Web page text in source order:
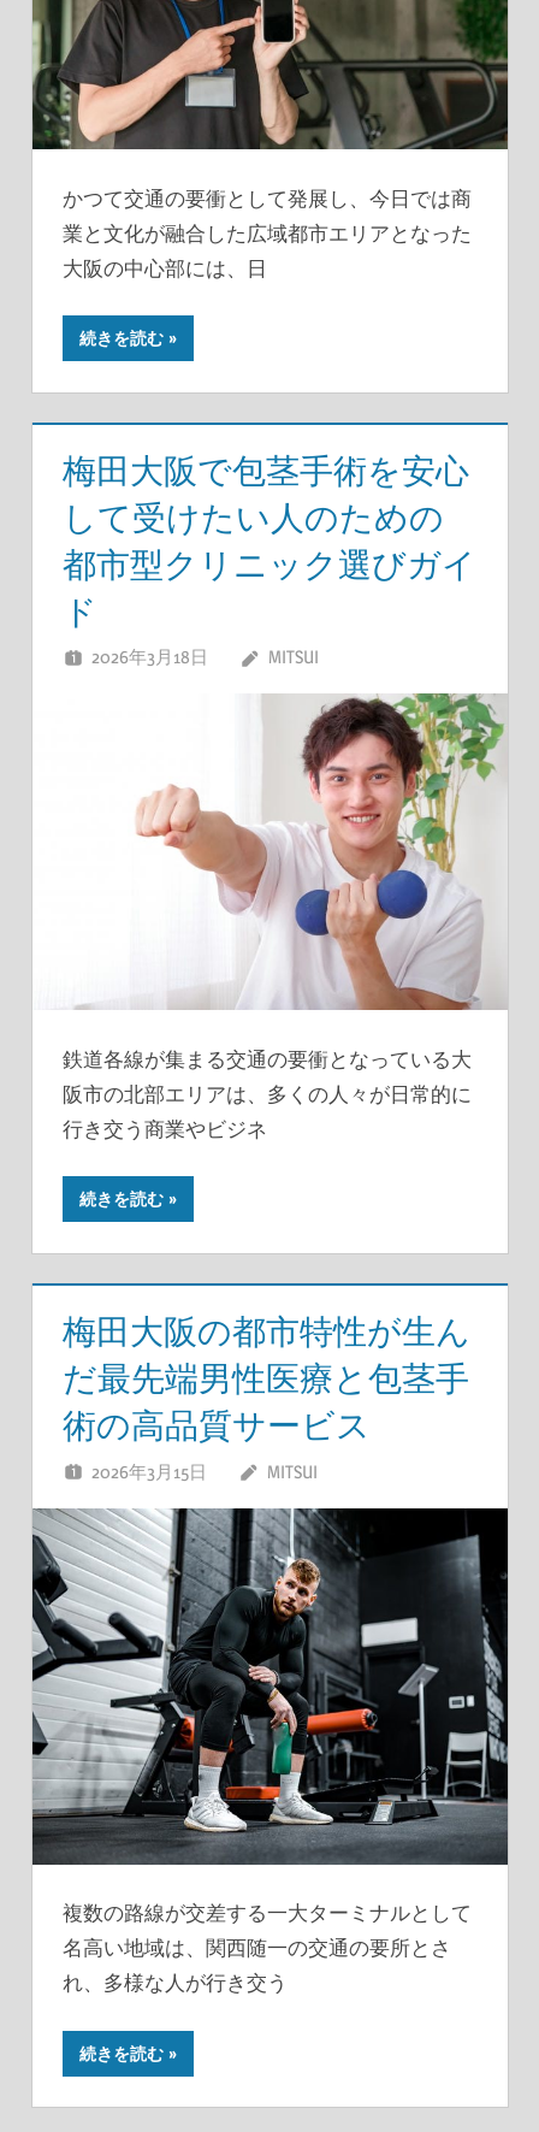
かつて交通の要衝として発展し、今日では商
業と文化が融合した広域都市エリアとなった
大阪の中心部には、日
続きを読む
梅田大阪で包茎手術を安心
して受けたい人のための
都市型クリニック選びガイ
ド
2026年3月18日 MITSUI
鉄道各線が集まる交通の要衝となっている大
阪市の北部エリアは、多くの人々が日常的に
行き交う商業やビジネ
続きを読む
梅田大阪の都市特性が生ん
だ最先端男性医療と包茎手
術の高品質サービス
2026年3月15日 MITSUI
複数の路線が交差する一大ターミナルとして
名高い地域は、関西随一の交通の要所とさ
れ、多様な人が行き交う
続きを読む